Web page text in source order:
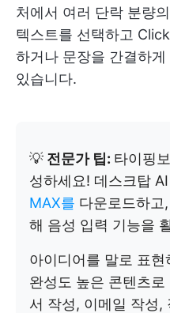
처에서 여러 단락 분량
텍스트를 선택하고
하거나 문장을 간결하
있습니다.
💡 전문가 팁: 타이핑
성하세요! 데스크탑
MAX를 다운로드하고,
해 음성 입력 기능을
아이디어를 말로 표
완성도 높은 콘텐츠
서 작성, 이메일 작성,